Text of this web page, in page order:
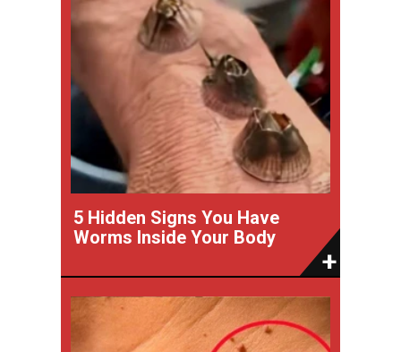
5 Hidden Signs You Have
Worms Inside Your Body